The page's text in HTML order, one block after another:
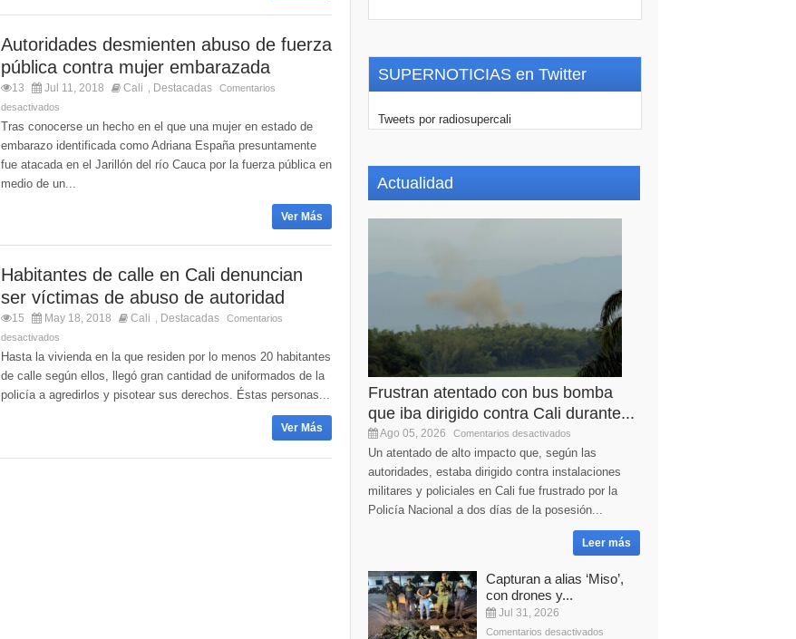
Autoridades desmienten abuso de fuerza
pública contra mujer embarazada
13 Jul 11, 2018 Cali Destacadas
Comentarios
desactivados
Tras conocerse un hecho en el que una mujer en estado de
embarazo identificada como Adriana España presuntamente
fue atacada en el Jarillón del río Cauca por la fuerza pública en
medio de un...
Ver Más
Habitantes de calle en Cali denuncian
ser víctimas de abuso de autoridad
15 May 18, 2018 Cali Destacadas
Comentarios
desactivados
Hasta la vivienda en la que residen por lo menos 20 habitantes
de calle según ellos, llegó gran cantidad de uniformados de la
policía a agredirlos y pisotear sus derechos. Éstas personas...
Ver Más
SUPERNOTICIAS en Twitter
Tweets por radiosupercali
Actualidad
Frustran atentado con bus bomba
que iba dirigido contra Cali durante...
Ago 05, 2026 Comentarios desactivados
Un atentado de alto impacto que, según las
autoridades, estaba dirigido contra instalaciones
militares y policiales en Cali fue frustrado por la
Policía Nacional a dos días de la posesión...
Leer más
Capturan a alias ‘Miso’,
con drones y...
Jul 31, 2026
Comentarios desactivados